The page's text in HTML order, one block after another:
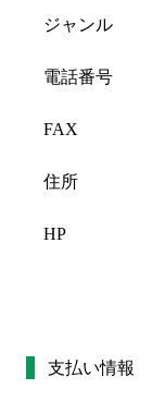
ジャンル
電話番号
FAX
住所
HP
支払い情報